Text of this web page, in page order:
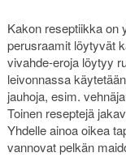
Kakon reseptiikka on
perusraamit löytyvät
vivahde-eroja löytyy
leivonnassa
jauhoja, esim.
Toinen reseptejä
Yhdelle ainoa oikea
vannovat pelkän